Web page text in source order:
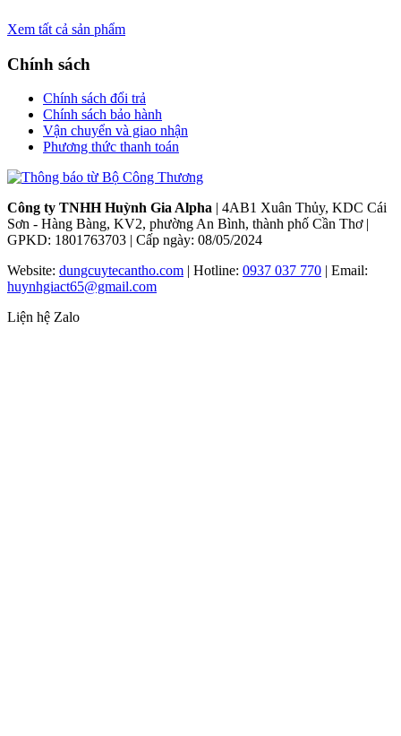
Xem tất cả sản phẩm
Chính sách
Chính sách đổi trả
Chính sách bảo hành
Vận chuyển và giao nhận
Phương thức thanh toán
Công ty TNHH Huỳnh Gia Alpha | 4AB1 Xuân Thủy, KDC Cái
Sơn - Hàng Bàng, KV2, phường An Bình, thành phố Cần Thơ |
GPKD: 1801763703 | Cấp ngày: 08/05/2024
Website: dungcuytecantho.com | Hotline: 0937 037 770 | Email:
huynhgiact65@gmail.com
Liện hệ Zalo